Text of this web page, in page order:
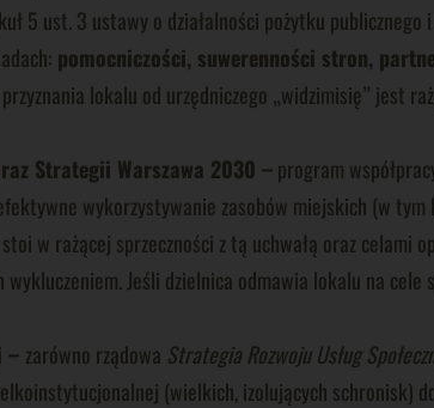
5 ust. 3 ustawy o działalności pożytku
pomocniczości, suwerenności stron,
lokalu od urzędniczego „widzimisię” jest
Strategii Warszawa 2030 –program
wykorzystywanie zasobów miejskich (w tym
w rażącej sprzeczności z tą uchwałą oraz celami
Jeśli dzielnica odmawia lokalu na cele
– zarówno rządowa Strategia Rozwoju Usług
(wielkich, izolujących schronisk)